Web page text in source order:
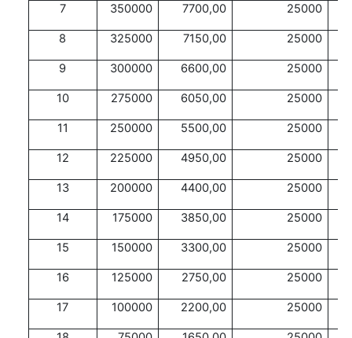
7 350000 7700,00 25000
8 325000 7150,00 25000
9 300000 6600,00 25000
10 275000 6050,00 25000
11 250000 5500,00 25000
12 225000 4950,00 25000
13 200000 4400,00 25000
14 175000 3850,00 25000
15 150000 3300,00 25000
16 125000 2750,00 25000
17 100000 2200,00 25000